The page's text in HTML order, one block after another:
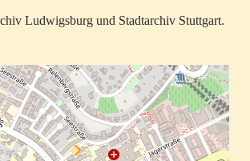
Ludwigsburg und Stadtarchiv Stuttgart.